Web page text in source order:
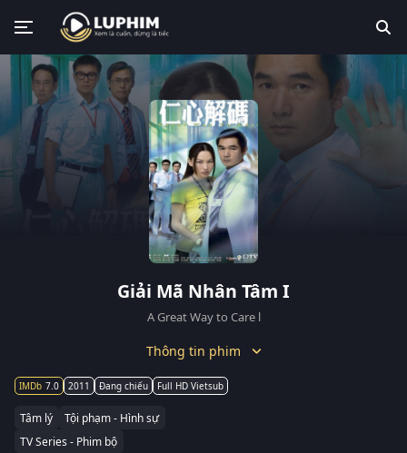
Giải Mã Nhân Tâm I
A Great Way to Care l
Thông tin phim
7.0 2011 Đang chiếu Full HD Vietsub
Tâm lý
Tội phạm - Hình sự
TV Series - Phim bộ